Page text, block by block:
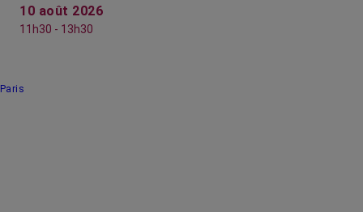
10 août 2026
11h30 - 13h30
Paris